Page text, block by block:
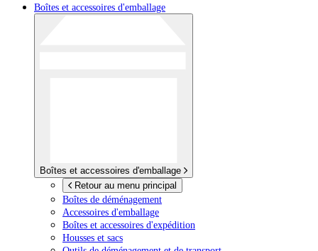
Boîtes et accessoires d'emballage
Boîtes et accessoires d'emballage
Retour au menu principal
Boîtes de déménagement
Accessoires d'emballage
Boîtes et accessoires d'expédition
Housses et sacs